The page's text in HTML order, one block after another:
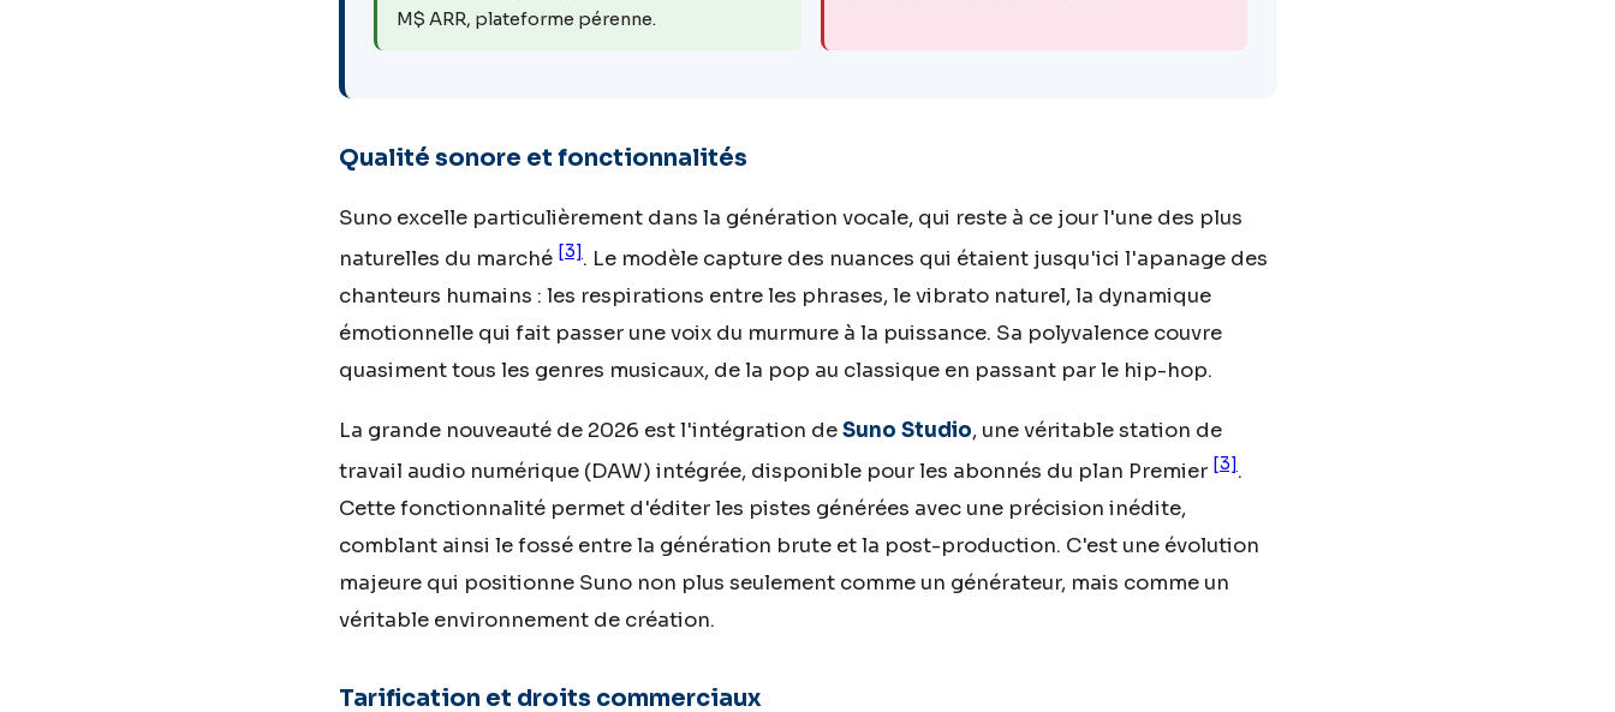
M$ ARR, plateforme pérenne.
Qualité sonore et fonctionnalités
Suno excelle particulièrement dans la génération vocale, qui reste à ce jour l'une des plus
naturelles du marché [3]. Le modèle capture des nuances qui étaient jusqu'ici l'apanage des
chanteurs humains : les respirations entre les phrases, le vibrato naturel, la dynamique
émotionnelle qui fait passer une voix du murmure à la puissance. Sa polyvalence couvre
quasiment tous les genres musicaux, de la pop au classique en passant par le hip-hop.
La grande nouveauté de 2026 est l'intégration deSuno Studio, une véritable station de
travail audio numérique (DAW) intégrée, disponible pour les abonnés du plan Premier [3].
Cette fonctionnalité permet d'éditer les pistes générées avec une précision inédite,
comblant ainsi le fossé entre la génération brute et la post-production. C'est une évolution
majeure qui positionne Suno non plus seulement comme un générateur, mais comme un
véritable environnement de création.
Tarification et droits commerciaux